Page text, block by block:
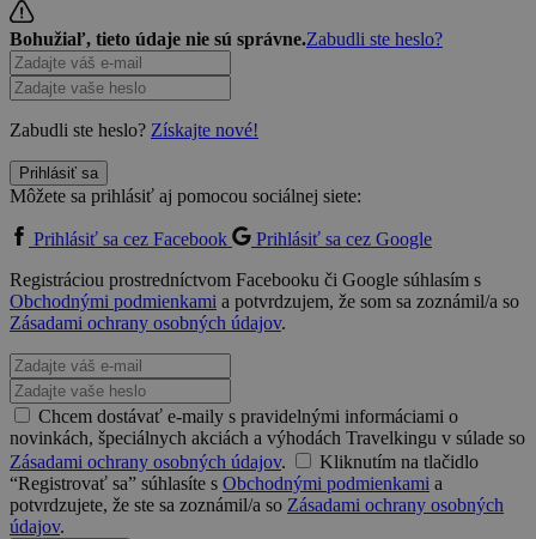
Bohužiaľ, tieto údaje nie sú správne.Zabudli ste heslo?
Zabudli ste heslo? Získajte nové!
Prihlásiť sa
Môžete sa prihlásiť aj pomocou sociálnej siete:
Prihlásiť sa cez Facebook
Prihlásiť sa cez Google
Registráciou prostredníctvom Facebooku či Google súhlasím s
Obchodnými podmienkami a potvrdzujem, že som sa zoznámil/a so
Zásadami ochrany osobných údajov.
Chcem dostávať e-maily s pravidelnými informáciami o
novinkách, špeciálnych akciách a výhodách Travelkingu v súlade so
Zásadami ochrany osobných údajov.
Kliknutím na tlačidlo
“Registrovať sa” súhlasíte s Obchodnými podmienkami a
potvrdzujete, že ste sa zoznámil/a so Zásadami ochrany osobných
údajov.